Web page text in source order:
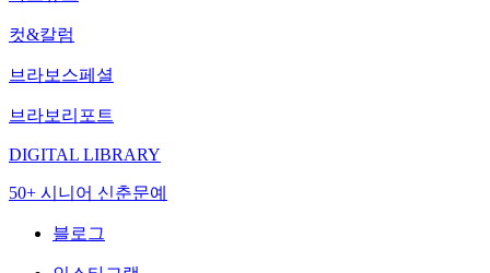
컷&칼럼
브라보스페셜
브라보리포트
DIGITAL LIBRARY
50+ 시니어 신춘문예
블로그